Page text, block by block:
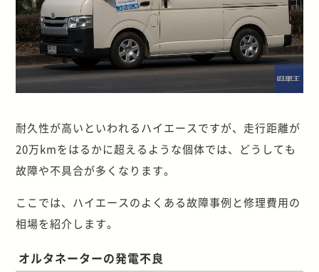
耐久性が高いといわれるハイエースですが、走行距離が
20万kmをはるかに超えるような個体では、どうしても
故障や不具合が多くなります。
ここでは、ハイエースのよくある故障事例と修理費用の
相場を紹介します。
オルタネーターの発電不良